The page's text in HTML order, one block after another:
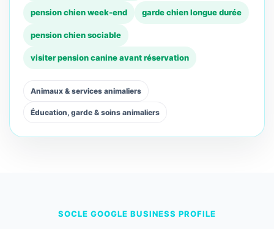
pension chien week-end garde chien longue durée
pension chien sociable
visiter pension canine avant réservation
Animaux & services animaliers
Éducation, garde & soins animaliers
SOCLE GOOGLE BUSINESS PROFILE